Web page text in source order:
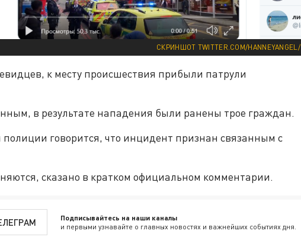
СКРИНШОТ TWITTER.COM/HANNEYANGEL/
к месту происшествия прибыли патрули
в результате нападения были ранены трое граждан.
говорится, что инцидент признан связанным с
сказано в кратком официальном комментарии.
Подписывайтесь на наши каналы
и первыми узнавайте о главных новостях и важнейших событиях дня.